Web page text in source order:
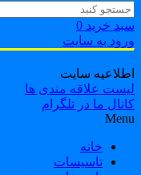
خرید 0
به سایت
سایت
علاقه مندی ها
ما در تلگرام
خانه
تاسیسات